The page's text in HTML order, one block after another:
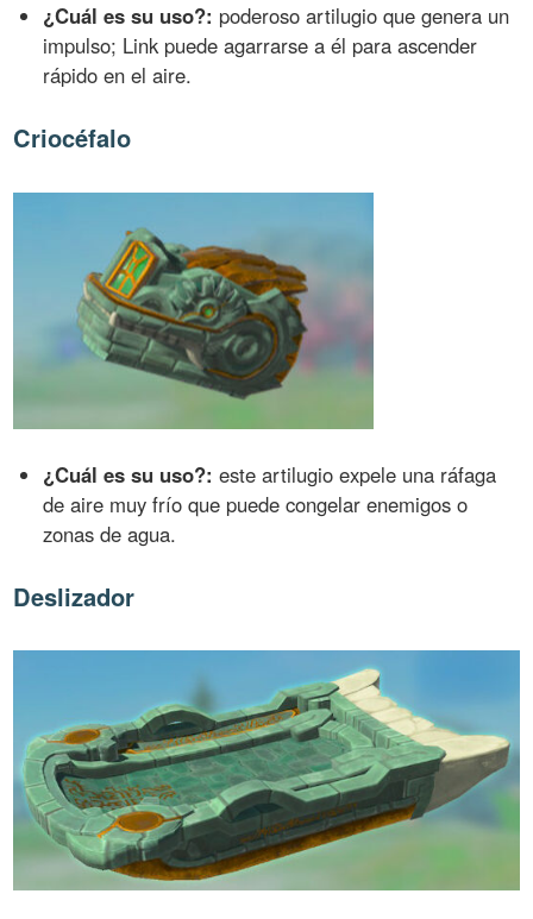
¿Cuál es su uso?: poderoso artilugio que genera un
impulso; Link puede agarrarse a él para ascender
rápido en el aire.
Criocéfalo
¿Cuál es su uso?: este artilugio expele una ráfaga
de aire muy frío que puede congelar enemigos o
zonas de agua.
Deslizador